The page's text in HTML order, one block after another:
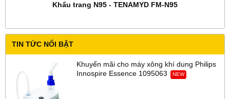
Khẩu trang N95 - TENAMYD FM-N95
TIN TỨC NỔI BẬT
Khuyến mãi cho máy xông khí dung Philips
Innospire Essence 1095063
NEW